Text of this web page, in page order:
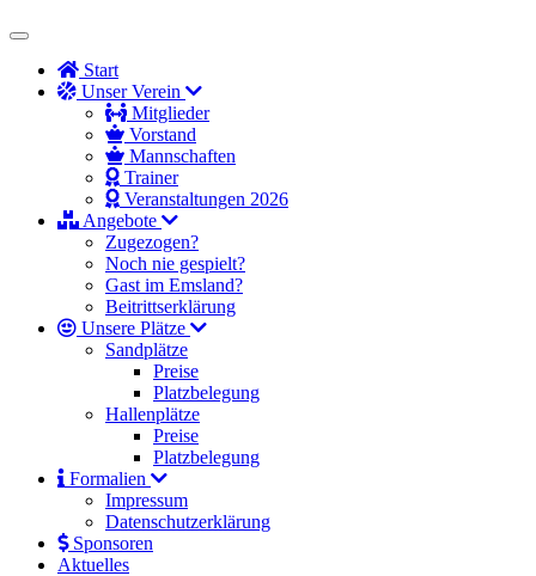
Start
Unser Verein
Mitglieder
Vorstand
Mannschaften
Trainer
Veranstaltungen 2026
Angebote
Zugezogen?
Noch nie gespielt?
Gast im Emsland?
Beitrittserklärung
Unsere Plätze
Sandplätze
Preise
Platzbelegung
Hallenplätze
Preise
Platzbelegung
Formalien
Impressum
Datenschutzerklärung
Sponsoren
Aktuelles